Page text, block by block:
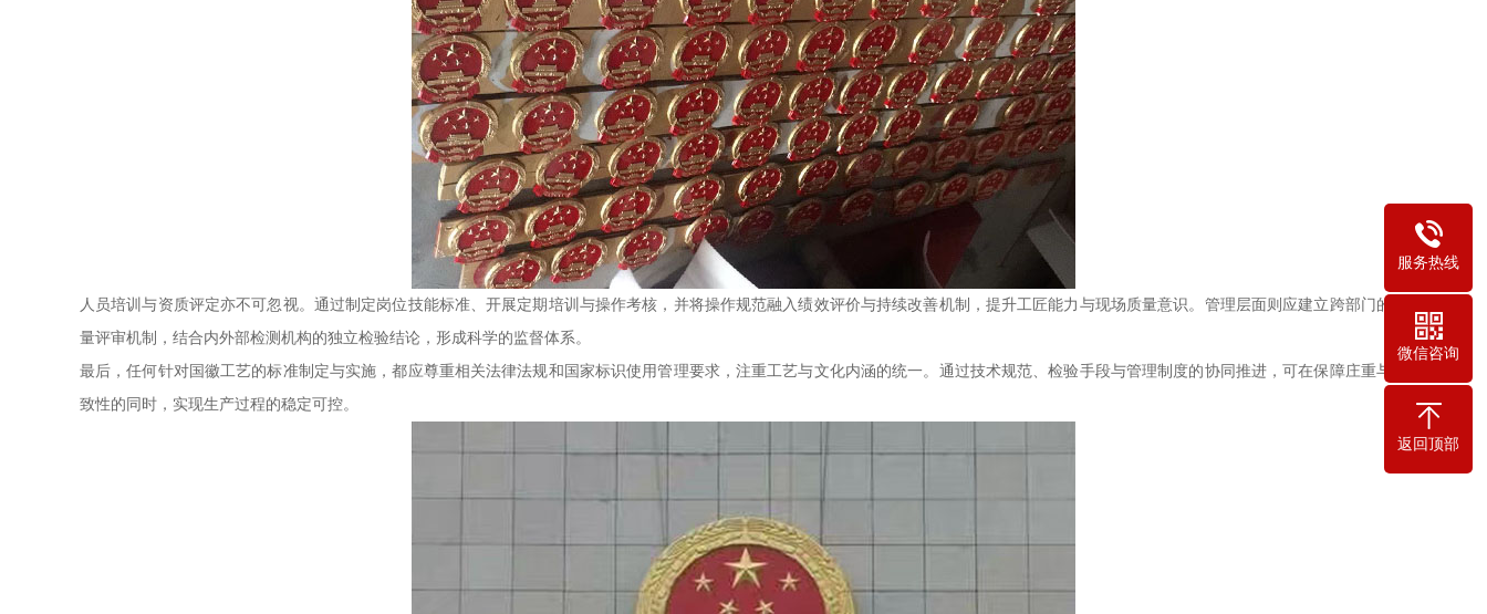
人员培训与资质评定亦不可忽视。通过制定岗位技能标准、开展定期培训与操作考核，并将操作规范融入绩效评价与持续改善机制，提升工匠能力与现场质量意识。管理层面则应建立跨部门的质
量评审机制，结合内外部检测机构的独立检验结论，形成科学的监督体系。
最后，任何针对国徽工艺的标准制定与实施，都应尊重相关法律法规和国家标识使用管理要求，注重工艺与文化内涵的统一。通过技术规范、检验手段与管理制度的协同推进，可在保障庄重与一
致性的同时，实现生产过程的稳定可控。
服务热线
微信咨询
返回顶部